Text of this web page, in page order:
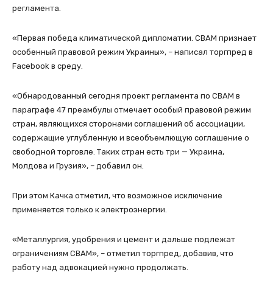
регламента.
«Первая победа климатической дипломатии. СВАМ признает
особенный правовой режим Украины», – написал торгпред в
Facebook в среду.
«Обнародованный сегодня проект регламента по СВАМ в
параграфе 47 преамбулы отмечает особый правовой режим
стран, являющихся сторонами соглашений об ассоциации,
содержащие углубленную и всеобъемлющую соглашение о
свободной торговле. Таких стран есть три — Украина,
Молдова и Грузия», – добавил он.
При этом Качка отметил, что возможное исключение
применяется только к электроэнергии.
«Металлургия, удобрения и цемент и дальше подлежат
ограничениям СВАМ», – отметил торгпред, добавив, что
работу над адвокацией нужно продолжать.